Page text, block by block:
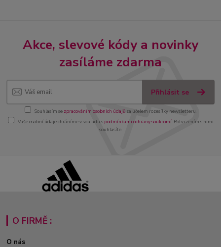
Akce, slevové kódy a novinky
zasíláme zdarma
Přihlásit se
Souhlasím se zpracováním osobních údajůza účelem rozesílky newsletteru.
Vaše osobní údaje chráníme v souladu s podmínkami ochrany soukromí. Potvrzením s nimi
souhlasíte.
O FIRMĚ :
O nás